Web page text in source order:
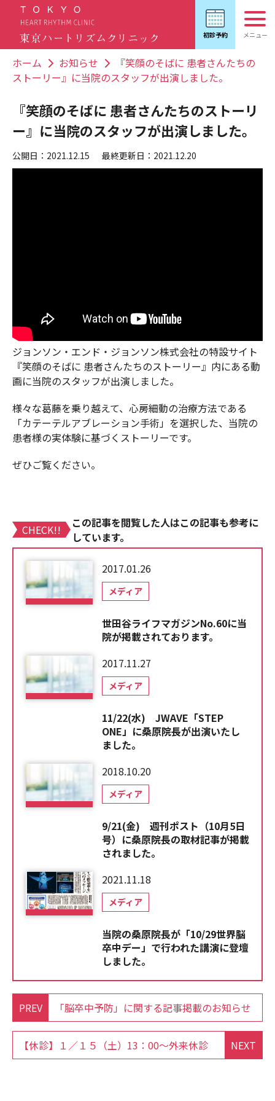
ホーム お知らせ
『笑顔のそばに 患者さんたちの
ストーリー』に当院のスタッフが出演しました。
『笑顔のそばに 患者さんたちのストーリ
ー』に当院のスタッフが出演しました。
公開日：2021.12.15 最終更新日：2021.12.20
ジョンソン・エンド・ジョンソン株式会社の特設サイト
『笑顔のそばに 患者さんたちのストーリー』内にある動
画に当院のスタッフが出演しました。
様々な葛藤を乗り越えて、心房細動の治療方法である
「カテーテルアブレーション手術」を選択した、当院の
患者様の実体験に基づくストーリーです。
ぜひご覧ください。
CHECK!!
この記事を閲覧した人はこの記事も参考に
しています。
2017.01.26
メディア
世田谷ライフマガジンNo.60に当
院が掲載されております。
2017.11.27
メディア
11/22(水) JWAVE「STEP
ONE」に桑原院長が出演いたし
ました。
2018.10.20
メディア
9/21(金) 週刊ポスト（10月5日
号）に桑原院長の取材記事が掲載
されました。
2021.11.18
メディア
当院の桑原院長が「10/29世界脳
卒中デー」で行われた講演に登壇
しました。
PREV 「脳卒中予防」に関する記事掲載のお知らせ
NEXT
【休診】１／１５（土）13：00～外来休診